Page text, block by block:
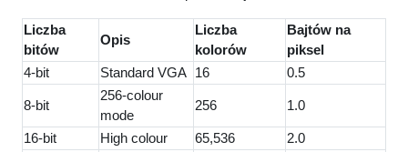
Liczba
bitów
Opis
Liczba
kolorów
Bajtów na
piksel
4-bit
Standard VGA 16 0.5
8-bit
256-colour
mode
256 1.0
16-bit High colour 65,536
2.0